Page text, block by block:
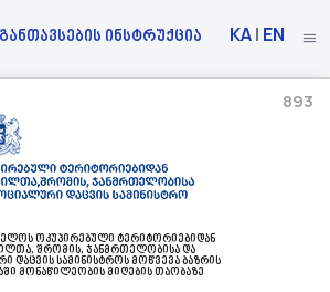
განთავსების ინსტრუქცია KA| EN
Აცხადებს Ბაზრის Კვლევას
და სანიტარიული მომსახურება .
01/12/2023
სააგენტო“ (შემდგომში „სააგენტო“)
საშუალებით გეგმავს, 2024 წლის
ოკუპირებული ტერიტორიებიდან
შრომის, ჯანმრთელობისა და
დაცვის სამინისტროს მოწვევა ბაზრის
მონაწილეობის მიღების თაობაზე
893